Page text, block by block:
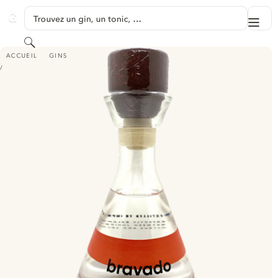
GINVENTORY
Trouvez un gin, un tonic, …
Rechercher
ACCUEIL GINS
BRAVADO BELGIAN DRY GIN - (FORMERLY BON VIVANT LONDON DRY